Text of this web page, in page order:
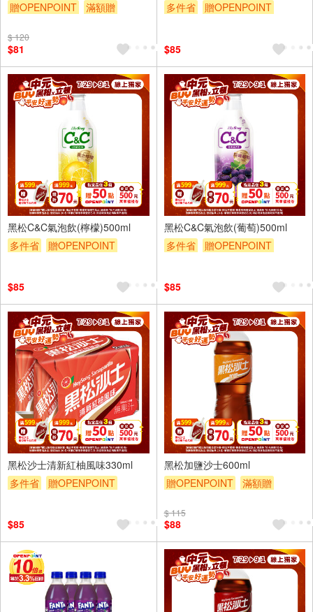
贈OPENPOINT
滿額贈
$ 120
$81
多件省
贈OPENPOINT
$85
4入
黑松C&C氣泡飲(檸檬)500ml
多件省
贈OPENPOINT
$85
4入
黑松C&C氣泡飲(葡萄)500ml
多件省
贈OPENPOINT
$85
6入
黑松沙士清新紅柚風味330ml
多件省
贈OPENPOINT
$85
4入
黑松加鹽沙士600ml
贈OPENPOINT
滿額贈
$ 115
$88